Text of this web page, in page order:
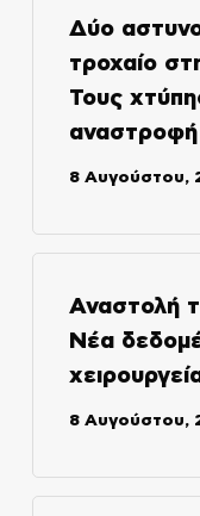
Δύο
τροχαίο
Τους
αναστροφή
8 Αυγούστου,
Αναστολή
Νέα
8 Αυγούστου,